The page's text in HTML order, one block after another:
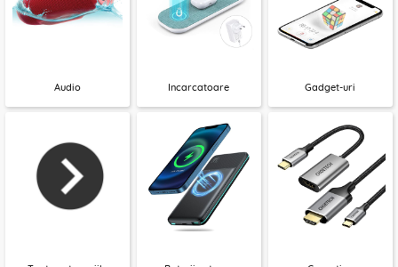
Audio Incarcatoare Gadget-uri